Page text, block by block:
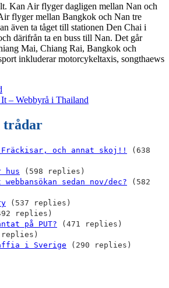
Kan Air flyger dagligen mellan Nan och
flyger mellan Bangkok och Nan tre
även ta tåget till stationen Den Chai i
därifrån ta en buss till Nan. Det går
Mai, Chiang Rai, Bangkok och
inkluderar motorcykeltaxis, songthaews
– Webbyrå i Thailand
trådar
och annat skoj!!
(638
hus (598 replies)
sedan nov/dec? (582
(537 replies)
replies)
på PUT? (471 replies)
replies)
i Sverige (290 replies)